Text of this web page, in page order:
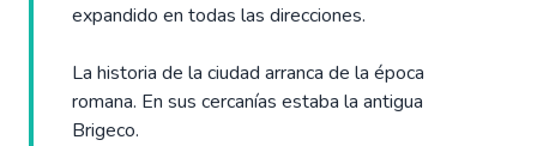
expandido en todas las direcciones.
La historia de la ciudad arranca de la época
romana. En sus cercanías estaba la antigua
Brigeco.